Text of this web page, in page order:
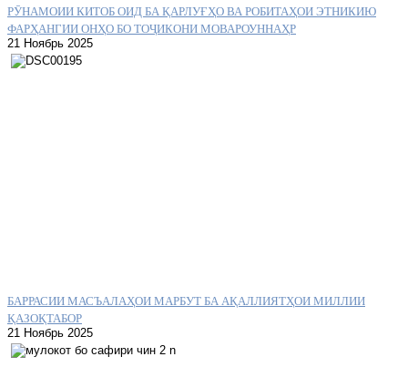
РӮНАМОИИ КИТОБ ОИД БА ҚАРЛУҒҲО ВА РОБИТАҲОИ ЭТНИКИЮ
ФАРҲАНГИИ ОНҲО БО ТОҶИКОНИ МОВАРОУННАҲР
21 Ноябрь 2025
БАРРАСИИ МАСЪАЛАҲОИ МАРБУТ БА АҚАЛЛИЯТҲОИ МИЛЛИИ
ҚАЗОҚТАБОР
21 Ноябрь 2025